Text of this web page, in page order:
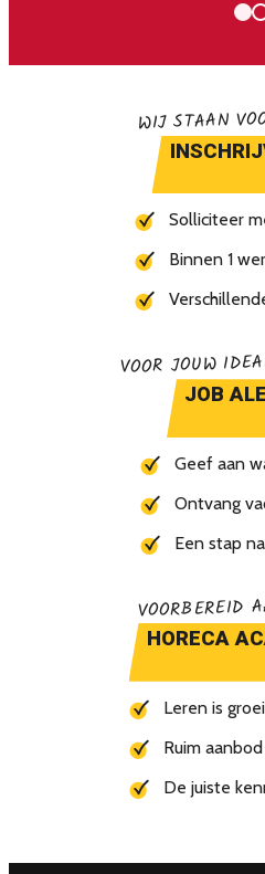
WIJ STAAN
Solliciteer
Binnen 1
VOOR JOUW
JOB
Geef aan
Ontvang
Een stap
VOORBEREID
HORECA
Leren is
Ruim
De juiste